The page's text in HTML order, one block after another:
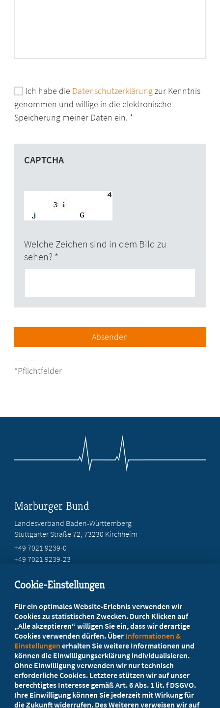
Ich habe die Datenschutzerklärungzur Kenntnis
genommen und willige in die elektronische
Speicherung meiner Daten ein.
CAPTCHA
Welche Zeichen sind in dem Bild zu
sehen?
Absenden
Pflichtfelder
Marburger Bund
Landesverband Baden-Württemberg
Stuttgarter Straße 72, 73230 Kirchheim
+49 7021 9239-0
+49 7021 9239-23
Ihr Landesverband berät Sie!
Ansprechpartner
Werden Sie jetzt Mitglied
5 Vorteile einer MB-Mitgliedschaft
Cookie-Einstellungen
Für ein optimales Website-Erlebnis verwenden wir
Cookies zu statistischen Zwecken. Durch Klicken auf
„Alle akzeptieren“ willigen Sie ein, dass wir derartige
Cookies verwenden dürfen. Über Informationen &
Einstellungen erhalten Sie weitere Informationen und
können die Einwilligungserklärung individualisieren.
Ohne Einwilligung verwenden wir nur technisch
erforderliche Cookies. Letztere stützen wir auf unser
berechtigtes Interesse gemäß Art. 6 Abs. 1 lit. f DSGVO.
Ihre Einwilligung können Sie jederzeit mit Wirkung für
die Zukunft widerrufen. Des Weiteren verweisen wir auf